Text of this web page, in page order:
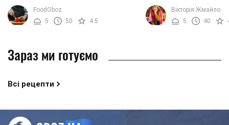
цьому без особливої ​​шкоди для
фігури, вам напевно сподобається
цей рецепт. Річ у тім, ...
FoodOboz
5
50 4.5
водночас досить
Йдеться про пиріг на
цього пирога вам ...
Вікторія Жмайло
5
40
Зараз ми готуємо
Всі рецепти